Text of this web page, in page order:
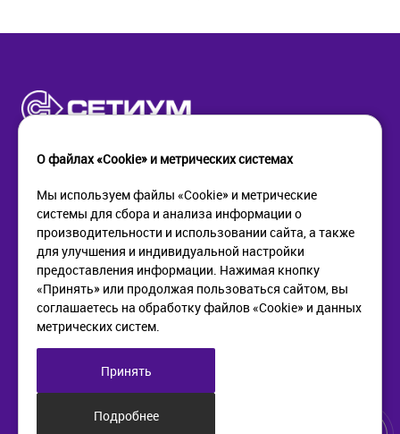
КОМПАНИЯ
О компании
Новости
Контакты
ПОМОЩЬ
Как купить
Доставка
Возврат
ИНФОРМАЦИЯ
Политика в отношении
обработки персональных
web@setium.ru
Малый пр. П.С., д 84-86
О файлах «Cookie» и метрических системах
Мы используем файлы «Cookie» и метрические
системы для сбора и анализа информации о
производительности и использовании сайта, а также
для улучшения и индивидуальной настройки
предоставления информации. Нажимая кнопку
«Принять» или продолжая пользоваться сайтом, вы
соглашаетесь на обработку файлов «Cookie» и данных
метрических систем.
Принять
Подробнее